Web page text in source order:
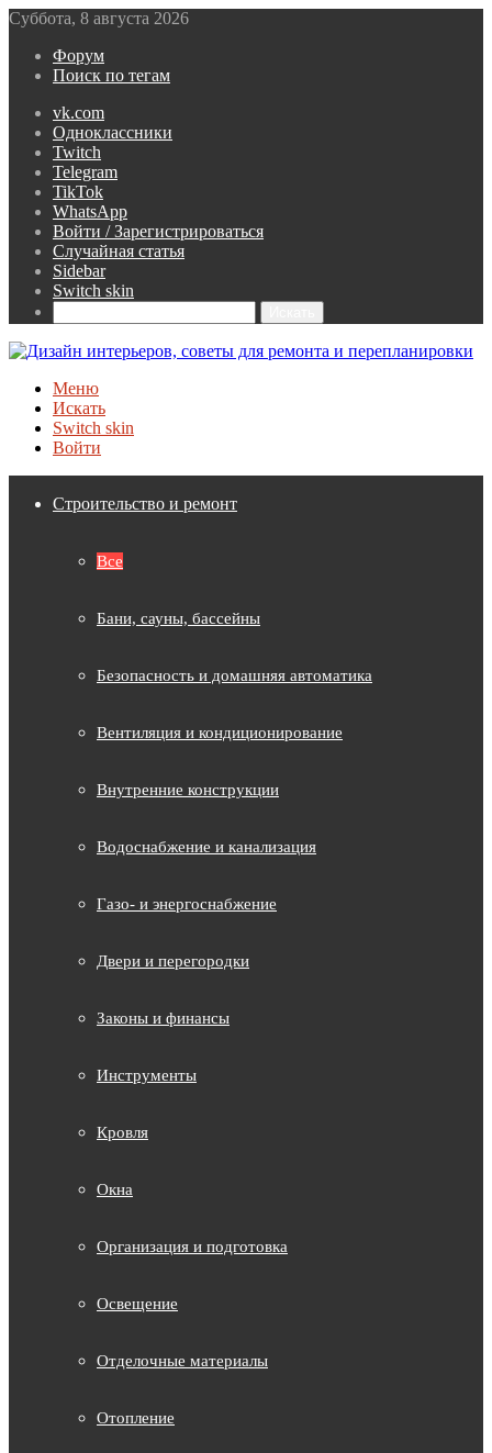
Суббота, 8 августа 2026
Форум
Поиск по тегам
vk.com
Одноклассники
Twitch
Telegram
TikTok
WhatsApp
Войти / Зарегистрироваться
Случайная статья
Sidebar
Switch skin
Меню
Искать
Switch skin
Войти
Строительство и ремонт
Все
Бани, сауны, бассейны
Безопасность и домашняя автоматика
Вентиляция и кондиционирование
Внутренние конструкции
Водоснабжение и канализация
Газо- и энергоснабжение
Двери и перегородки
Законы и финансы
Инструменты
Кровля
Окна
Организация и подготовка
Освещение
Отделочные материалы
Отопление